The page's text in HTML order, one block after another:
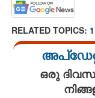
RELATED TOPICS: 1
ഒരു